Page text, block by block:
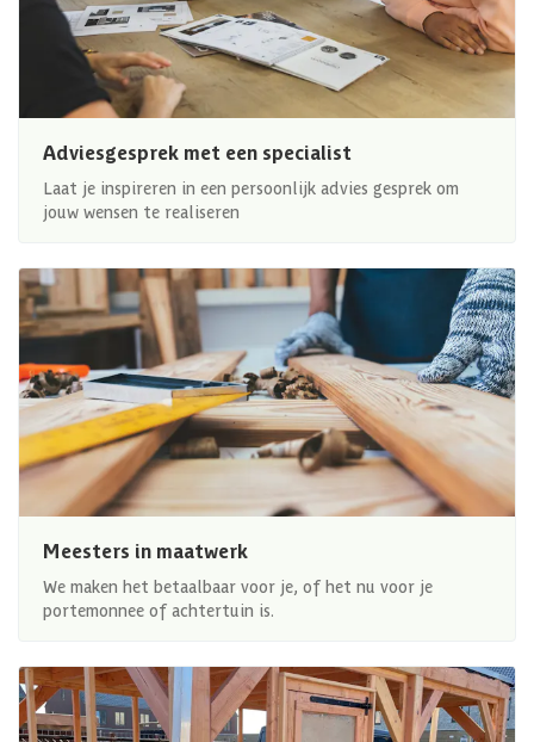
Adviesgesprek met een specialist
Laat je inspireren in een persoonlijk advies gesprek om
jouw wensen te realiseren
Meesters in maatwerk
We maken het betaalbaar voor je, of het nu voor je
portemonnee of achtertuin is.